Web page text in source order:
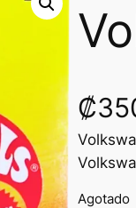
₡
Agotado